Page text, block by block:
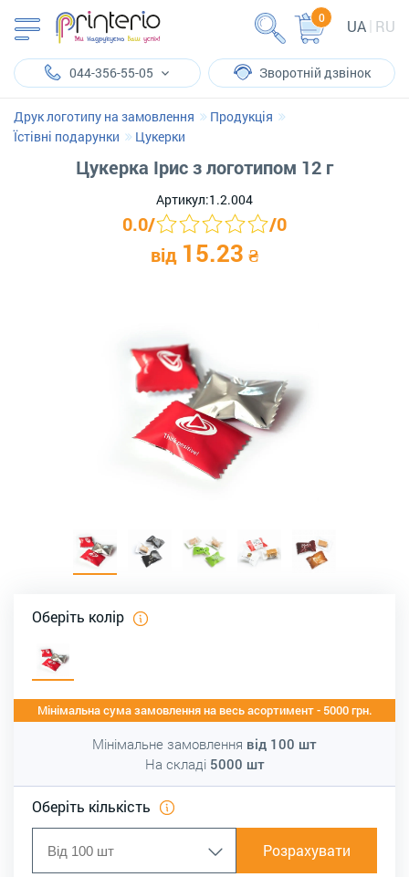
UA RU
0
044-356-55-05 Зворотній дзвінок
Друк логотипу на замовлення
Продукція
Їстівні подарунки
Цукерки
Цукерка Ірис з логотипом 12 г
Артикул:1.2.004
0.0/ /0
від 15.23 ₴
Оберіть колір
Мінімальна сума замовлення на весь асортимент - 5000 грн.
Мінімальне замовлення від 100 шт
На складі 5000 шт
Оберіть кількість
Розрахувати